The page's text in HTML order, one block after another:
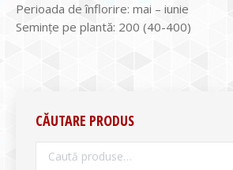
Perioada de înflorire: mai – iunie
Seminţe pe plantă: 200 (40-400)
CĂUTARE PRODUS